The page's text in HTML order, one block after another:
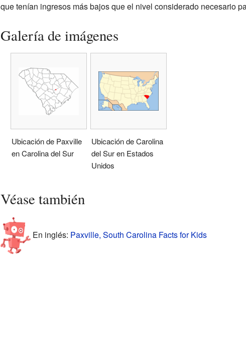
que tenían ingresos más bajos que el nivel considerado necesario
Galería de imágenes
Ubicación de Paxville
en Carolina del Sur
Ubicación de Carolina
del Sur en Estados
Unidos
Véase también
En inglés: Paxville, South Carolina Facts for Kids